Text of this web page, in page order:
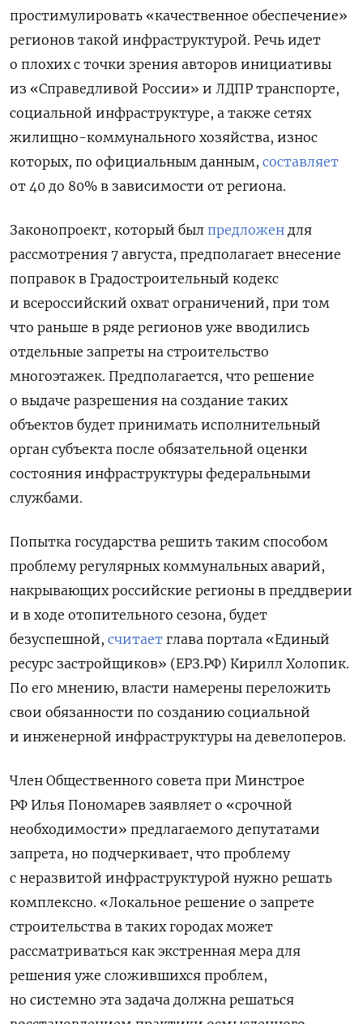
простимулировать «качественное обеспечение»
регионов такой инфраструктурой. Речь идет
о плохих с точки зрения авторов инициативы
из «Справедливой России» и ЛДПР транспорте,
социальной инфраструктуре, а также сетях
жилищно-коммунального хозяйства, износ
которых, по официальным данным, составляет
от 40 до 80% в зависимости от региона.
Законопроект, который был предложен для
рассмотрения 7 августа, предполагает внесение
поправок в Градостроительный кодекс
и всероссийский охват ограничений, при том
что раньше в ряде регионов уже вводились
отдельные запреты на строительство
многоэтажек. Предполагается, что решение
о выдаче разрешения на создание таких
объектов будет принимать исполнительный
орган субъекта после обязательной оценки
состояния инфраструктуры федеральными
службами.
Попытка государства решить таким способом
проблему регулярных коммунальных аварий,
накрывающих российские регионы в преддверии
и в ходе отопительного сезона, будет
безуспешной, считает глава портала «Единый
ресурс застройщиков» (ЕРЗ.РФ) Кирилл Холопик.
По его мнению, власти намерены переложить
свои обязанности по созданию социальной
и инженерной инфраструктуры на девелоперов.
Член Общественного совета при Минстрое
РФ Илья Пономарев заявляет о «срочной
необходимости» предлагаемого депутатами
запрета, но подчеркивает, что проблему
с неразвитой инфраструктурой нужно решать
комплексно. «Локальное решение о запрете
строительства в таких городах может
рассматриваться как экстренная мера для
решения уже сложившихся проблем,
но системно эта задача должна решаться